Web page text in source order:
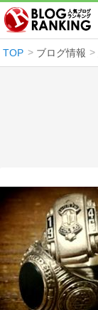
TOP ブログ情報